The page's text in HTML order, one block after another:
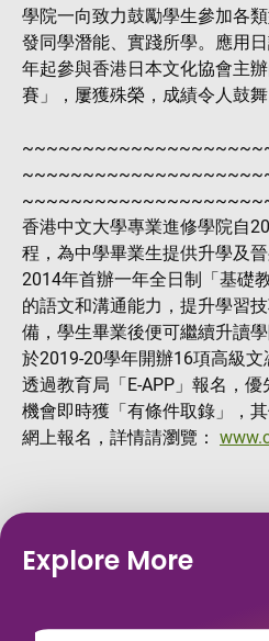
學院一向致力鼓勵學生參加各
發同學潛能、實踐所學。應用
年起參與香港日本文化協會主
賽」，屢獲殊榮，成績令人鼓舞
香港中文大學專業進修學院自
程，為中學畢業生提供升學及
2014年首辦一年全日制「基礎
的語文和溝通能力，提升學習
備，學生畢業後便可繼續升讀
於2019-20學年開辦16項高級
透過教育局「E-APP」報名，
機會即時獲「有條件取錄」，
網上報名，詳情請瀏覽：
Explore More